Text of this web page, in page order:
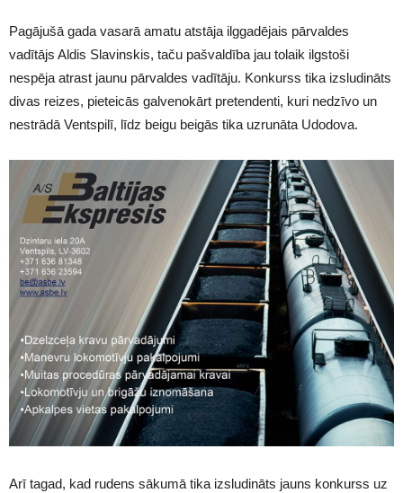
Pagājušā gada vasarā amatu atstāja ilggadējais pārvaldes
vadītājs Aldis Slavinskis, taču pašvaldība jau tolaik ilgstoši
nespēja atrast jaunu pārvaldes vadītāju. Konkurss tika izsludināts
divas reizes, pieteicās galvenokārt pretendenti, kuri nedzīvo un
nestrādā Ventspilī, līdz beigu beigās tika uzrunāta Udodova.
Arī tagad, kad rudens sākumā tika izsludināts jauns konkurss uz